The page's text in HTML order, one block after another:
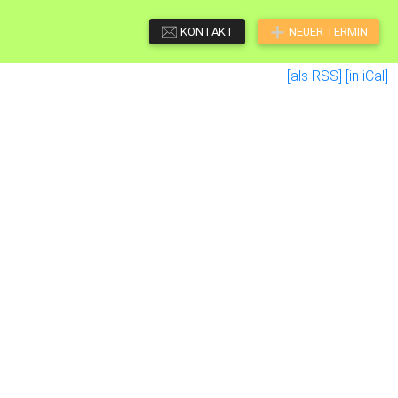
KONTAKT NEUER TERMIN
[als RSS] [in iCal]